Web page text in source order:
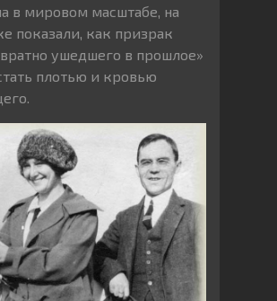
в мировом масштабе, на
показали, как призрак
ушедшего в прошлое»
плотью и кровью